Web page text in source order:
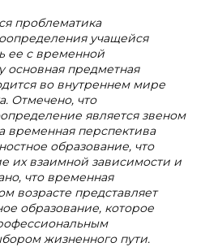
проблематика
учащейся
ее с временной
основная предметная
во внутреннем мире
Отмечено, что
является звеном
временная перспектива
образование, что
их взаимной зависимости и
что временная
возрасте представляет
образование, которое
жизненного пути.